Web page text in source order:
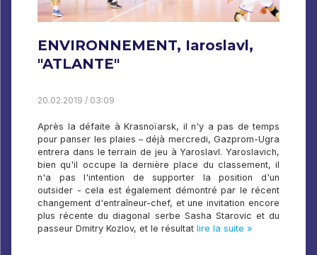
ENVIRONNEMENT, Iaroslavl,
"ATLANTE"
20.02.2019 / 03:09
Après la défaite à Krasnoïarsk, il n'y a pas de temps
pour panser les plaies – déjà mercredi, Gazprom-Ugra
entrera dans le terrain de jeu à Yaroslavl. Yaroslavich,
bien qu'il occupe la dernière place du classement, il
n'a pas l'intention de supporter la position d'un
outsider - cela est également démontré par le récent
changement d'entraîneur-chef, et une invitation encore
plus récente du diagonal serbe Sasha Starovic et du
passeur Dmitry Kozlov, et le résultat lire la suite »